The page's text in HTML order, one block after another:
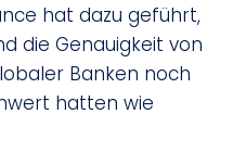
hat dazu geführt,
die Genauigkeit von
Banken noch
hatten wie